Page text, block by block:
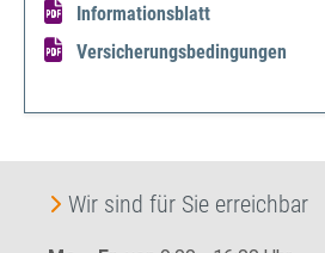
Informationsblatt
Versicherungsbedingungen
Wir sind für Sie erreichbar